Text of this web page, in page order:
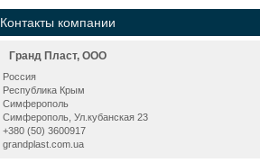
Контакты компании
Гранд Пласт, ООО
Россия
Республика Крым
Симферополь
Симферополь, Ул.кубанская 23
+380 (50) 3600917
grandplast.com.ua